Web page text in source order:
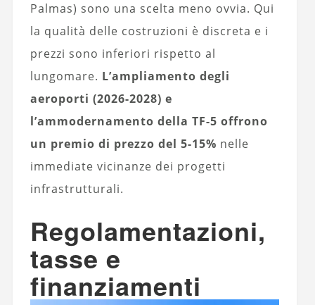
Palmas) sono una scelta meno ovvia. Qui
la qualità delle costruzioni è discreta e i
prezzi sono inferiori rispetto al
lungomare. L’ampliamento degli
aeroporti (2026-2028) e
l’ammodernamento della TF-5 offrono
un premio di prezzo del 5-15% nelle
immediate vicinanze dei progetti
infrastrutturali.
Regolamentazioni,
tasse e
finanziamenti